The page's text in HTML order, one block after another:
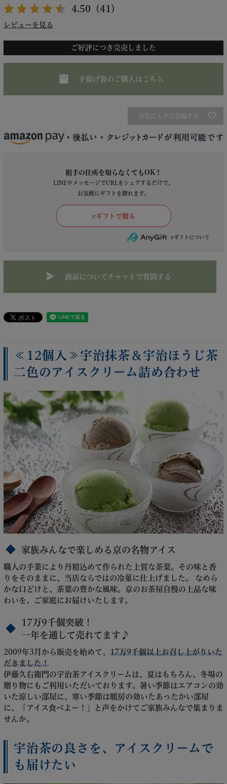
4.50 （41）
レビューを見る
ご好評につき完売しました
手提げ袋のご購入はこちら
お気に入りに登録する
相手の住所を知らなくてもOK！
LINEやメッセージでURLをシェアするだけで、
お気軽にギフトを贈れます。
商品についてチャットで質問する
≪12個入≫宇治抹茶＆宇治ほうじ茶
二色のアイスクリーム詰め合わせ
家族みんなで楽しめる京の名物アイス
職人の手業により丹精込めて作られた上質な茶葉。その味と香
りをそのままに、当店ならではの冷菓に仕上げました。 なめら
かな口どけと、茶葉の豊かな風味。京のお茶屋自慢の上品な味
わいを、ご家庭にお届けいたします。
17万9千個突破！
一年を通して売れてます♪
2009年3月から販売を始めて、
17万9千個以上お召し上がりいた
だきました！
伊藤久右衛門の宇治茶アイスクリームは、夏はもちろん、冬場の
贈り物にもご利用いただいております。暑い季節はエアコンの効
いた涼しい部屋に、寒い季節は暖房の効いたあったかい部屋
に、「アイス食べよー！」と声をかけてご家族みんなで集まりま
せんか。
宇治茶の良さを、アイスクリームで
も届けたい